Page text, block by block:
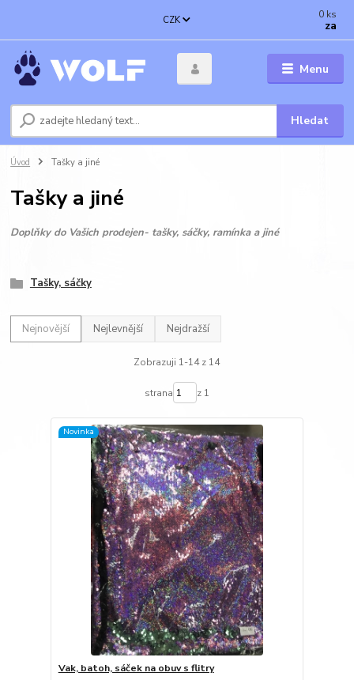
Menu
CZK
Hledat
0 ks
za
Úvod Tašky a jiné
Tašky a jiné
Doplňky do Vašich prodejen- tašky, sáčky, ramínka a jiné
Tašky, sáčky
Nejnovější Nejlevnější Nejdražší
Zobrazuji 1-14 z 14
strana z 1
Novinka
Vak, batoh, sáček na obuv s flitry